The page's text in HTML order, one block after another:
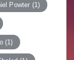
Powter (1)
(1)